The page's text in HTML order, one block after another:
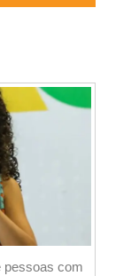
pessoas com